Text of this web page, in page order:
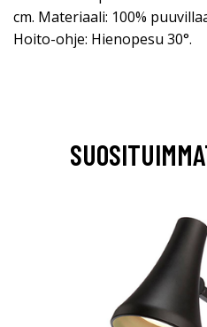
cm. Materiaali: 100%
Hoito-ohje: Hienopesu 30°.